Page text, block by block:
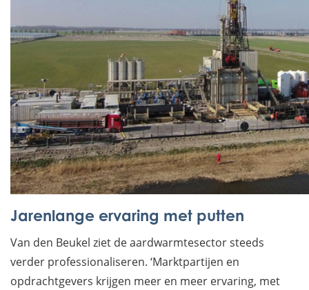
Jarenlange ervaring met putten
Van den Beukel ziet de aardwarmtesector steeds
verder professionaliseren. ‘Marktpartijen en
opdrachtgevers krijgen meer en meer ervaring, met